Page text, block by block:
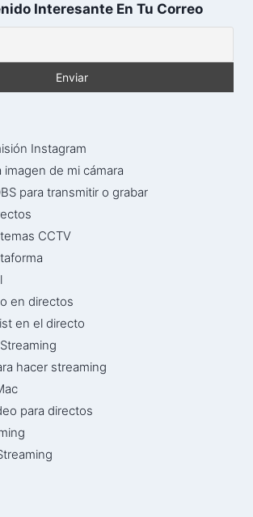
Interesante En Tu Correo
Instagram
imagen de mi cámara
para transmitir o grabar
CCTV
en directos
en el directo
hacer streaming
para directos